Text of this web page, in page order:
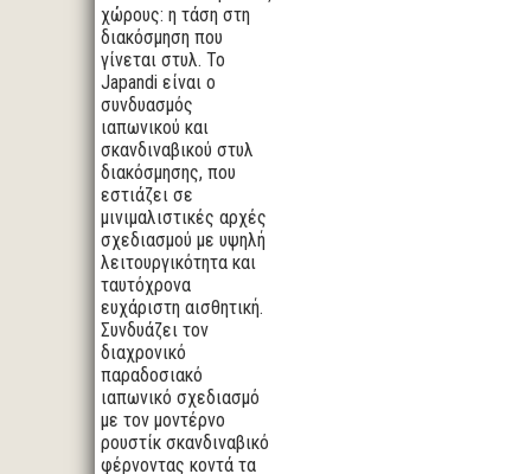
χώρους: η τάση στη
διακόσμηση που
γίνεται στυλ. Το
Japandi είναι ο
συνδυασμός
ιαπωνικού και
σκανδιναβικού στυλ
διακόσμησης, που
εστιάζει σε
μινιμαλιστικές αρχές
σχεδιασμού με υψηλή
λειτουργικότητα και
ταυτόχρονα
ευχάριστη αισθητική.
Συνδυάζει τον
διαχρονικό
παραδοσιακό
ιαπωνικό σχεδιασμό
με τον μοντέρνο
ρουστίκ σκανδιναβικό
φέρνοντας κοντά τα